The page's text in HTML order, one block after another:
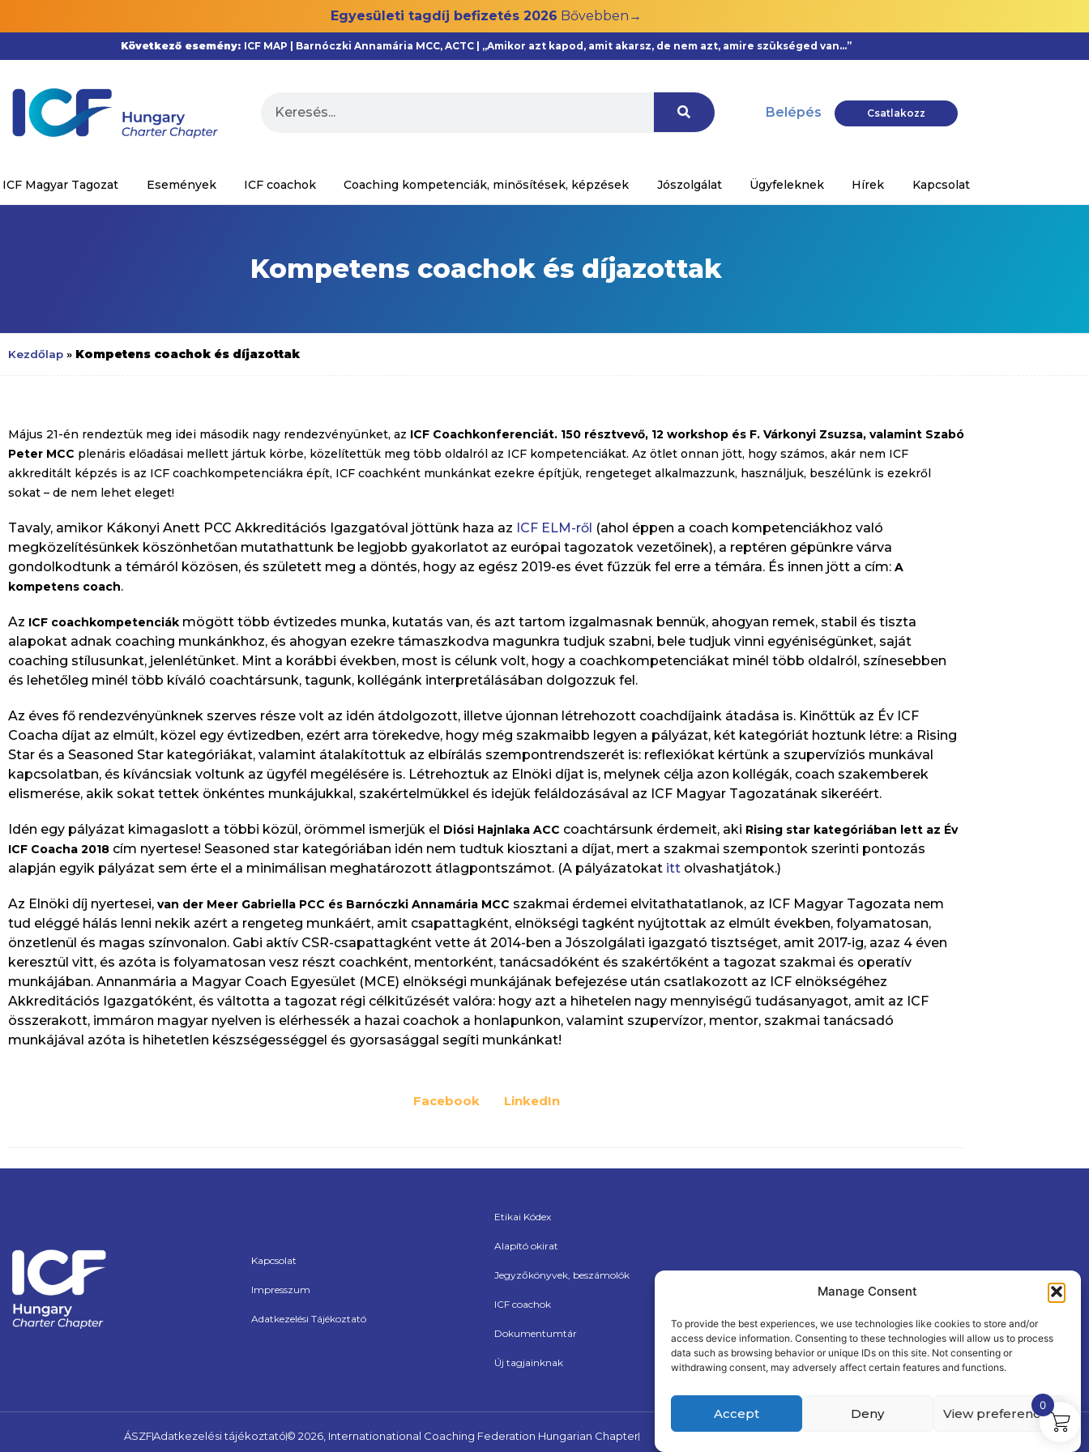
Manage Consent
To provide the best experiences, we use technologies like cookies to store and/or
access device information. Consenting to these technologies will allow us to process
data such as browsing behavior or unique IDs on this site. Not consenting or
withdrawing consent, may adversely affect certain features and functions.
Accept Deny View preferences
Egyesületi tagdíj befizetés 2026 Bővebben→
Következő esemény: ICF MAP | Barnóczki Annamária MCC, ACTC | „Amikor azt kapod, amit akarsz, de nem azt, amire szükséged van…”
Belépés Csatlakozz
ICF Magyar Tagozat Események ICF coachok Coaching kompetenciák, minősítések, képzések Jószolgálat Ügyfeleknek Hírek Kapcsolat
Kompetens coachok és díjazottak
Kezdőlap » Kompetens coachok és díjazottak
Május 21-én rendeztük meg idei második nagy rendezvényünket, az ICF Coachkonferenciát. 150 résztvevő, 12 workshop és F. Várkonyi Zsuzsa, valamint Szabó
Peter MCC plenáris előadásai mellett jártuk körbe, közelítettük meg több oldalról az ICF kompetenciákat. Az ötlet onnan jött, hogy számos, akár nem ICF
akkreditált képzés is az ICF coachkompetenciákra épít, ICF coachként munkánkat ezekre építjük, rengeteget alkalmazzunk, használjuk, beszélünk is ezekről
sokat – de nem lehet eleget!
Tavaly, amikor Kákonyi Anett PCC Akkreditációs Igazgatóval jöttünk haza az ICF ELM-ről (ahol éppen a coach kompetenciákhoz való
megközelítésünkek köszönhetőan mutathattunk be legjobb gyakorlatot az európai tagozatok vezetőinek), a reptéren gépünkre várva
gondolkodtunk a témáról közösen, és született meg a döntés, hogy az egész 2019-es évet fűzzük fel erre a témára. És innen jött a cím: A
kompetens coach.
Az ICF coachkompetenciák mögött több évtizedes munka, kutatás van, és azt tartom izgalmasnak bennük, ahogyan remek, stabil és tiszta
alapokat adnak coaching munkánkhoz, és ahogyan ezekre támaszkodva magunkra tudjuk szabni, bele tudjuk vinni egyéniségünket, saját
coaching stílusunkat, jelenlétünket. Mint a korábbi években, most is célunk volt, hogy a coachkompetenciákat minél több oldalról, színesebben
és lehetőleg minél több kíváló coachtársunk, tagunk, kollégánk interpretálásában dolgozzuk fel.
Az éves fő rendezvényünknek szerves része volt az idén átdolgozott, illetve újonnan létrehozott coachdíjaink átadása is. Kinőttük az Év ICF
Coacha díjat az elmúlt, közel egy évtizedben, ezért arra törekedve, hogy még szakmaibb legyen a pályázat, két kategóriát hoztunk létre: a Rising
Star és a Seasoned Star kategóriákat, valamint átalakítottuk az elbírálás szempontrendszerét is: reflexiókat kértünk a szupervíziós munkával
kapcsolatban, és kíváncsiak voltunk az ügyfél megélésére is. Létrehoztuk az Elnöki díjat is, melynek célja azon kollégák, coach szakemberek
elismerése, akik sokat tettek önkéntes munkájukkal, szakértelmükkel és idejük feláldozásával az ICF Magyar Tagozatának sikeréért.
Idén egy pályázat kimagaslott a többi közül, örömmel ismerjük el Diósi Hajnlaka ACC coachtársunk érdemeit, aki Rising star kategóriában lett az Év
ICF Coacha 2018 cím nyertese! Seasoned star kategóriában idén nem tudtuk kiosztani a díjat, mert a szakmai szempontok szerinti pontozás
alapján egyik pályázat sem érte el a minimálisan meghatározott átlagpontszámot. (A pályázatokat itt olvashatjátok.)
Az Elnöki díj nyertesei, van der Meer Gabriella PCC és Barnóczki Annamária MCC szakmai érdemei elvitathatatlanok, az ICF Magyar Tagozata nem
tud eléggé hálás lenni nekik azért a rengeteg munkáért, amit csapattagként, elnökségi tagként nyújtottak az elmúlt években, folyamatosan,
önzetlenül és magas színvonalon. Gabi aktív CSR-csapattagként vette át 2014-ben a Jószolgálati igazgató tisztséget, amit 2017-ig, azaz 4 éven
keresztül vitt, és azóta is folyamatosan vesz részt coachként, mentorként, tanácsadóként és szakértőként a tagozat szakmai és operatív
munkájában. Annanmária a Magyar Coach Egyesület (MCE) elnökségi munkájának befejezése után csatlakozott az ICF elnökségéhez
Akkreditációs Igazgatóként, és váltotta a tagozat régi célkitűzését valóra: hogy azt a hihetelen nagy mennyiségű tudásanyagot, amit az ICF
összerakott, immáron magyar nyelven is elérhessék a hazai coachok a honlapunkon, valamint szupervízor, mentor, szakmai tanácsadó
munkájával azóta is hihetetlen készségességgel és gyorsasággal segíti munkánkat!
Facebook LinkedIn
Kapcsolat
Impresszum
Adatkezelési Tájékoztató
Etikai Kódex
Alapító okirat
Jegyzőkönyvek, beszámolók
ICF coachok
Dokumentumtár
Új tagjainknak
ÁSZFAdatkezelési tájékoztató© 2026, Internationational Coaching Federation Hungarian Chapter Made by The PALM Creative Agency
0